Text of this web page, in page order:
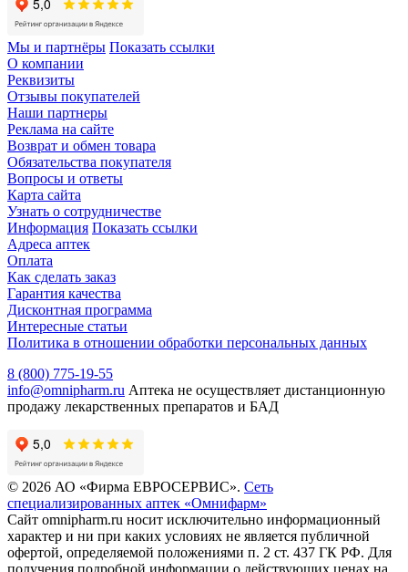
Мы и партнёры Показать ссылки
О компании
Реквизиты
Отзывы покупателей
Наши партнеры
Реклама на сайте
Возврат и обмен товара
Обязательства покупателя
Вопросы и ответы
Карта сайта
Узнать о сотрудничестве
Информация Показать ссылки
Адреса аптек
Оплата
Как сделать заказ
Гарантия качества
Дисконтная программа
Интересные статьи
Политика в отношении обработки персональных данных
8 (800) 775-19-55
info@omnipharm.ru Аптека не осуществляет дистанционную
продажу лекарственных препаратов и БАД
© 2026 АО «Фирма ЕВРОСЕРВИС». Сеть
специализированных аптек «Омнифарм»
Сайт omnipharm.ru носит исключительно информационный
характер и ни при каких условиях не является публичной
офертой, определяемой положениями п. 2 ст. 437 ГК РФ. Для
получения подробной информации о действующих ценах на